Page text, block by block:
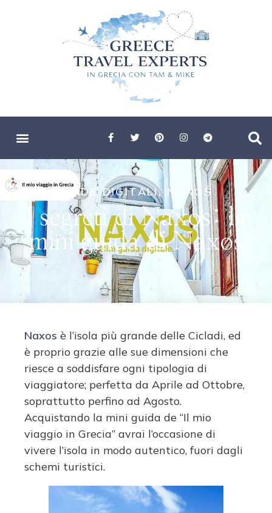
GUIDE DIGITALI, NAXOS
I segreti di Naxos: la
mini guida di Naxos
Naxos è l’isola più grande delle Cicladi, ed
è proprio grazie alle sue dimensioni che
riesce a soddisfare ogni tipologia di
viaggiatore; perfetta da Aprile ad Ottobre,
soprattutto perfino ad Agosto.
Acquistando la mini guida de “Il mio
viaggio in Grecia” avrai l’occasione di
vivere l’isola in modo autentico, fuori dagli
schemi turistici.